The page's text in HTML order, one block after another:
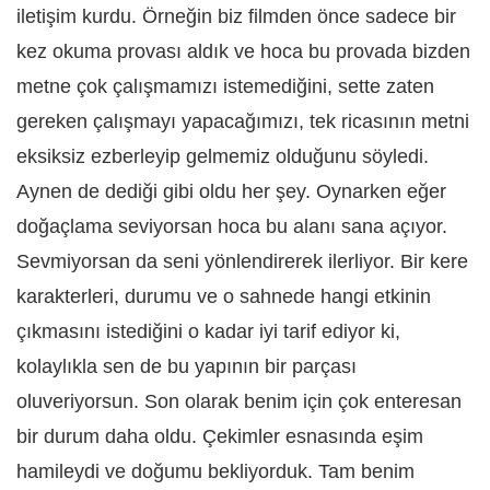
iletişim kurdu. Örneğin biz filmden önce sadece bir
kez okuma provası aldık ve hoca bu provada bizden
metne çok çalışmamızı istemediğini, sette zaten
gereken çalışmayı yapacağımızı, tek ricasının metni
eksiksiz ezberleyip gelmemiz olduğunu söyledi.
Aynen de dediği gibi oldu her şey. Oynarken eğer
doğaçlama seviyorsan hoca bu alanı sana açıyor.
Sevmiyorsan da seni yönlendirerek ilerliyor. Bir kere
karakterleri, durumu ve o sahnede hangi etkinin
çıkmasını istediğini o kadar iyi tarif ediyor ki,
kolaylıkla sen de bu yapının bir parçası
oluveriyorsun. Son olarak benim için çok enteresan
bir durum daha oldu. Çekimler esnasında eşim
hamileydi ve doğumu bekliyorduk. Tam benim